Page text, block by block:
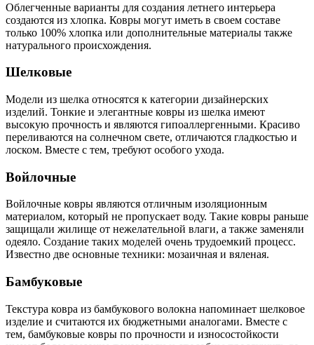
Облегченные варианты для создания летнего интерьера
создаются из хлопка. Ковры могут иметь в своем составе
только 100% хлопка или дополнительные материалы также
натурального происхождения.
Шелковые
Модели из шелка относятся к категории дизайнерских
изделий. Тонкие и элегантные ковры из шелка имеют
высокую прочность и являются гипоаллергенными. Красиво
переливаются на солнечном свете, отличаются гладкостью и
лоском. Вместе с тем, требуют особого ухода.
Войлочные
Войлочные ковры являются отличным изоляционным
материалом, который не пропускает воду. Такие ковры раньше
защищали жилище от нежелательной влаги, а также заменяли
одеяло. Создание таких моделей очень трудоемкий процесс.
Известно две основные техники: мозаичная и вяленая.
Бамбуковые
Текстура ковра из бамбукового волокна напоминает шелковое
изделие и считаются их бюджетными аналогами. Вместе с
тем, бамбуковые ковры по прочности и износостойкости